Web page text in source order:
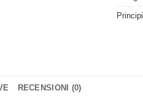
RECENSIONI (0)